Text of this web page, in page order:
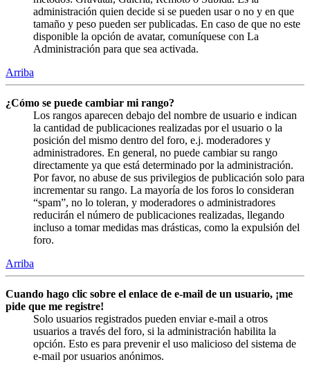
administración quien decide si se pueden usar o no y en que
tamaño y peso pueden ser publicadas. En caso de que no este
disponible la opción de avatar, comuníquese con La
Administración para que sea activada.
Arriba
¿Cómo se puede cambiar mi rango?
Los rangos aparecen debajo del nombre de usuario e indican
la cantidad de publicaciones realizadas por el usuario o la
posición del mismo dentro del foro, e.j. moderadores y
administradores. En general, no puede cambiar su rango
directamente ya que está determinado por la administración.
Por favor, no abuse de sus privilegios de publicación solo para
incrementar su rango. La mayoría de los foros lo consideran
“spam”, no lo toleran, y moderadores o administradores
reducirán el número de publicaciones realizadas, llegando
incluso a tomar medidas mas drásticas, como la expulsión del
foro.
Arriba
Cuando hago clic sobre el enlace de e-mail de un usuario, ¡me
pide que me registre!
Solo usuarios registrados pueden enviar e-mail a otros
usuarios a través del foro, si la administración habilita la
opción. Esto es para prevenir el uso malicioso del sistema de
e-mail por usuarios anónimos.